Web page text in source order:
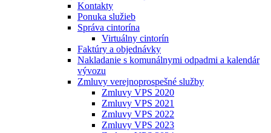
Kontakty
Ponuka služieb
Správa cintorína
Virtuálny cintorín
Faktúry a objednávky
Nakladanie s komunálnymi odpadmi a kalendár
vývozu
Zmluvy verejnoprospešné služby
Zmluvy VPS 2020
Zmluvy VPS 2021
Zmluvy VPS 2022
Zmluvy VPS 2023